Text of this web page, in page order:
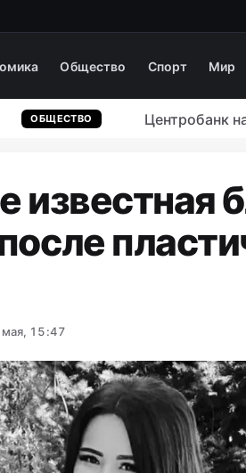
Общество Спорт Мир
ОБЩЕСТВО Центробанк
известная
15:47